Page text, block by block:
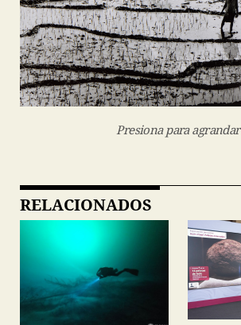
Presiona para agrandar
RELACIONADOS